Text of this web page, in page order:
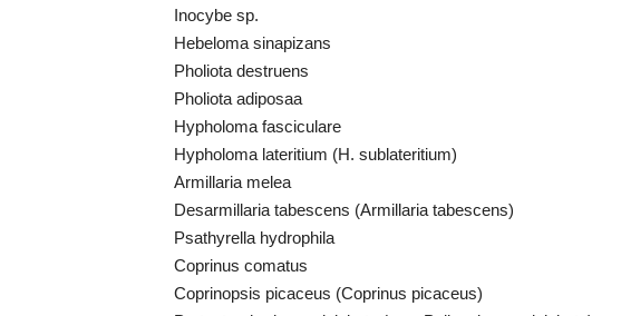
Inocybe sp.
Hebeloma sinapizans
Pholiota destruens
Pholiota adiposaa
Hypholoma fasciculare
Hypholoma lateritium (H. sublateritium)
Armillaria melea
Desarmillaria tabescens (Armillaria tabescens)
Psathyrella hydrophila
Coprinus comatus
Coprinopsis picaceus (Coprinus picaceus)